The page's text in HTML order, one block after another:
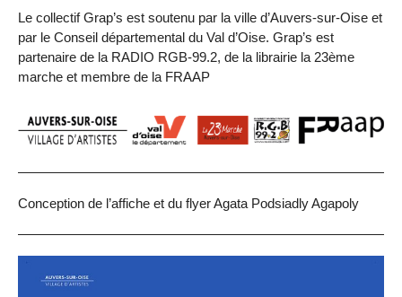
Le collectif Grap’s est soutenu par la ville d’Auvers-sur-Oise et
par le Conseil départemental du Val d’Oise. Grap’s est
partenaire de la RADIO RGB-99.2, de la librairie la 23ème
marche et membre de la FRAAP
Conception de l’affiche et du flyer Agata Podsiadly Agapoly